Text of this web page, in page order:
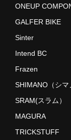
ONEUP
GALFER BIKE
Sinter
Intend BC
Frazen
SHIMANO（シマ
SRAM(スラム）
MAGURA
TRICKSTUFF